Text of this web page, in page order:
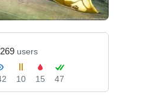
269 users
10 15 47